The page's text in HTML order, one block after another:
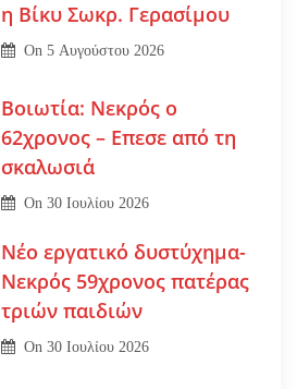
η Βίκυ Σωκρ. Γερασίμου
On5 Αυγούστου 2026
Βοιωτία: Νεκρός ο
62χρονος – Επεσε από τη
σκαλωσιά
On30 Ιουλίου 2026
Νέο εργατικό δυστύχημα-
Νεκρός 59χρονος πατέρας
τριών παιδιών
On30 Ιουλίου 2026